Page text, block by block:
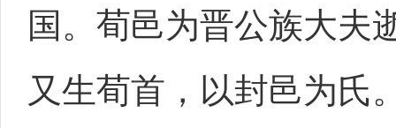
国。荀邑为晋公族大夫
又生荀首，以封邑为氏